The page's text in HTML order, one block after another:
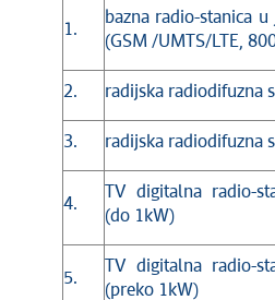
1.
bazna radio-stanica
(GSM /UMTS/LTE,
2. radijska radiodifuzna
3. radijska radiodifuzna
4.
TV digitalna radio-
(do 1kW)
5.
TV digitalna radio-
(preko 1kW)